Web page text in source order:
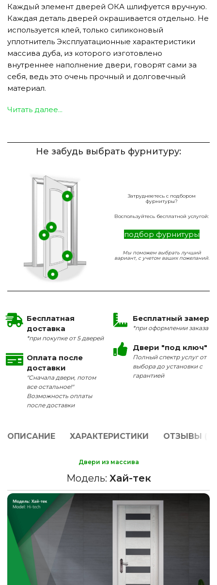
Каждый элемент дверей ОКА шлифуется вручную.
Каждая деталь дверей окрашивается отдельно. Не
используется клей, только силиконовый
уплотнитель Эксплуатационные характеристики
массива дуба, из которого изготовлено
внутреннее наполнение двери, говорят сами за
себя, ведь это очень прочный и долговечный
материал.
Читать далее...
Не забудь выбрать фурнитуру:
Затрудняетесь с подбором
фурнитуры?
Воспользуйтесь бесплатной услугой:
подбор фурнитуры
Мы поможем выбрать лучший
вариант, с учетом ваших пожеланий.
Бесплатная
доставка
*при покупке от 5 дверей
Оплата после
доставки
"Сначала двери, потом
все остальное!"
Возможность оплаты
после доставки
Бесплатный замер
*при оформлении заказа
Двери "под ключ"
Полный спектр услуг от
выбора до установки с
гарантией
ОПИСАНИЕ ХАРАКТЕРИСТИКИ ОТЗЫВЫ (0)
Двери из массива
Модель: Хай-тек